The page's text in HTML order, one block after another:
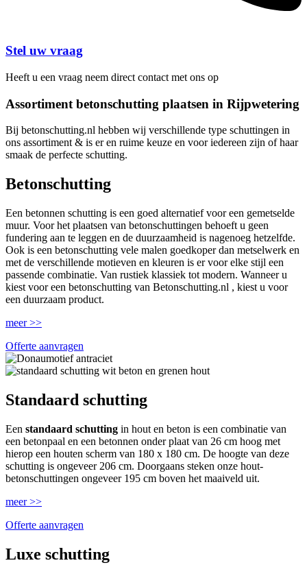
Stel uw vraag
Heeft u een vraag neem direct contact met ons op
Assortiment betonschutting plaatsen in Rijpwetering
Bij betonschutting.nl hebben wij verschillende type schuttingen in
ons assortiment & is er en ruime keuze en voor iedereen zijn of haar
smaak de perfecte schutting.
Betonschutting
Een betonnen schutting is een goed alternatief voor een gemetselde
muur. Voor het plaatsen van betonschuttingen behoeft u geen
fundering aan te leggen en de duurzaamheid is nagenoeg hetzelfde.
Ook is een betonschutting vele malen goedkoper dan metselwerk en
met de verschillende motieven en kleuren is er voor elke stijl een
passende combinatie. Van rustiek klassiek tot modern. Wanneer u
kiest voor een betonschutting van Betonschutting.nl , kiest u voor
een duurzaam product.
meer >>
Offerte aanvragen
Standaard schutting
Een standaard schutting in hout en beton is een combinatie van
een betonpaal en een betonnen onder plaat van 26 cm hoog met
hierop een houten scherm van 180 x 180 cm. De hoogte van deze
schutting is ongeveer 206 cm. Doorgaans steken onze hout-
betonschuttingen ongeveer 195 cm boven het maaiveld uit.
meer >>
Offerte aanvragen
Luxe schutting